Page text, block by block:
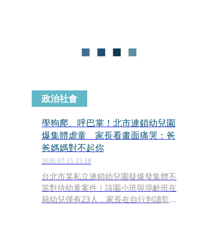
《個資法》等罪將他起訴，他的警察工
作也被記兩大過予以免職。
政治社會
學狗爬、呼巴掌！北市連鎖幼兒園
爆集體虐童 家長看畫面痛哭：爸
爸媽媽對不起你
2026.07.15 13:18
台北市某私立連鎖幼兒園疑爆發集體不
當對待幼童案件！該園小班與混齡班在
籍幼兒僅有23人，家長在自行判讀監視